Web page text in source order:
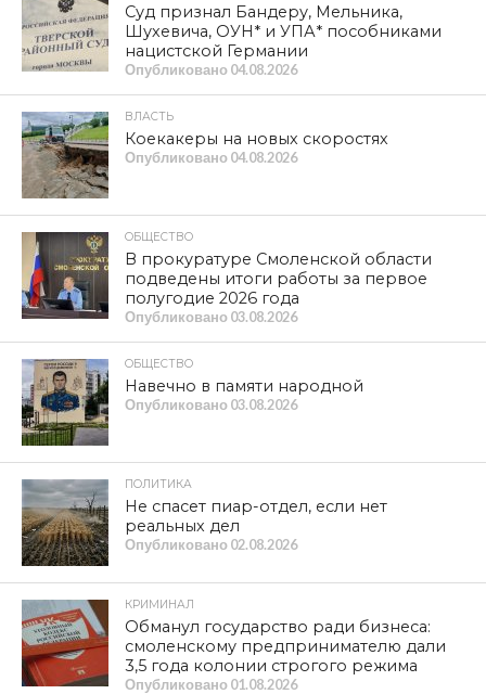
Суд признал Бандеру, Мельника,
Шухевича, ОУН* и УПА* пособниками
нацистской Германии
Опубликовано 04.08.2026
ВЛАСТЬ
Коекакеры на новых скоростях
Опубликовано 04.08.2026
ОБЩЕСТВО
В прокуратуре Смоленской области
подведены итоги работы за первое
полугодие 2026 года
Опубликовано 03.08.2026
ОБЩЕСТВО
Навечно в памяти народной
Опубликовано 03.08.2026
ПОЛИТИКА
Не спасет пиар-отдел, если нет
реальных дел
Опубликовано 02.08.2026
КРИМИНАЛ
Обманул государство ради бизнеса:
смоленскому предпринимателю дали
3,5 года колонии строгого режима
Опубликовано 01.08.2026